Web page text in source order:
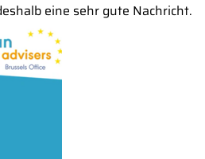
eine sehr gute Nachricht.